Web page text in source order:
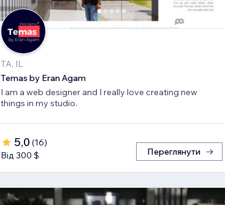
TA, IL
Temas by Eran Agam
I am a web designer and I really love creating new
things in my studio.
5,0 (16)
Від 300 $
Переглянути